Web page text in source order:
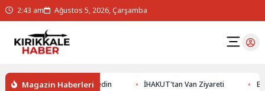
2:43 am Ağustos 5, 2026, Çarşamba
Magazin Haberleri
Gizemlerini Keşfedin İHAKUT'tan Van Ziyareti